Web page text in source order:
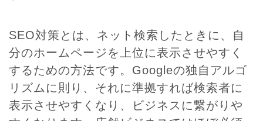
SEO対策とは、ネット検索したときに、自
分のホームページを上位に表示させやすく
するための方法です。Googleの独自アルゴ
リズムに則り、それに準拠すれば検索者に
表示させやすくなり、ビジネスに繋がりや